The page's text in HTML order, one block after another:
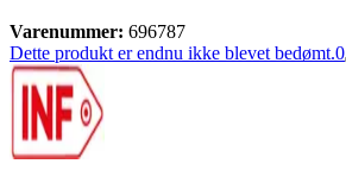
Varenummer: 696787
Dette produkt er endnu ikke blevet bedømt.0